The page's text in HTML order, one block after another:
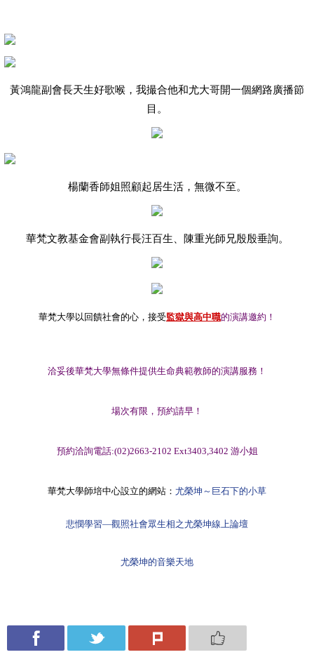
黃鴻龍副會長天生好歌喉，我撮合他和尤大哥開一個網路廣播節
目。
楊蘭香師姐照顧起居生活，無微不至。
華梵文教基金會副執行長汪百生、陳重光師兄殷殷垂詢。
華梵大學以回饋社會的心，接受監獄與高中職的演講邀約！
洽妥後華梵大學無條件提供生命典範教師的演講服務！
場次有限，預約請早！
預約洽詢電話:(02)2663-2102 Ext3403,3402 游小姐
華梵大學師培中心設立的網站： 尤榮坤～巨石下的小草
悲憫學習—觀照社會眾生相之尤榮坤線上論壇
尤榮坤的音樂天地